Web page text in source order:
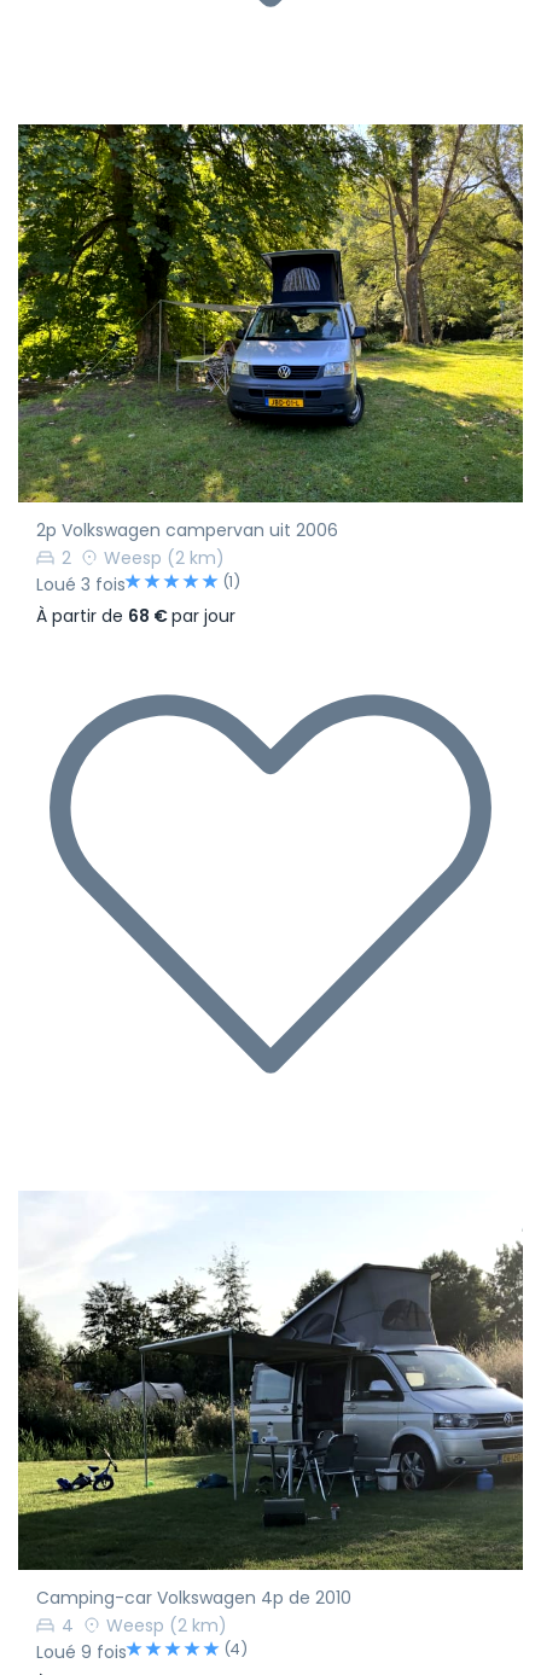
2p Volkswagen campervan uit 2006
2
Weesp (2 km)
Loué 3 fois
(1)
À partir de 68 €par jour
Camping-car Volkswagen 4p de 2010
4
Weesp (2 km)
Loué 9 fois
(4)